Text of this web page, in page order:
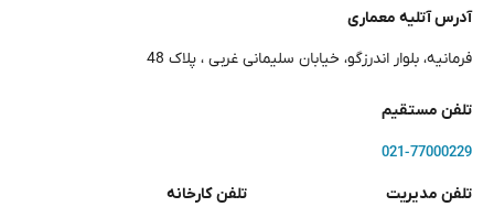
آدرس آتلیه معماری
فرمانیه، بلوار اندرزگو، خیابان سلیمانی غربی ، پلاک 48
تلفن مستقیم
021-77000229
تلفن مدیریت تلفن کارخانه